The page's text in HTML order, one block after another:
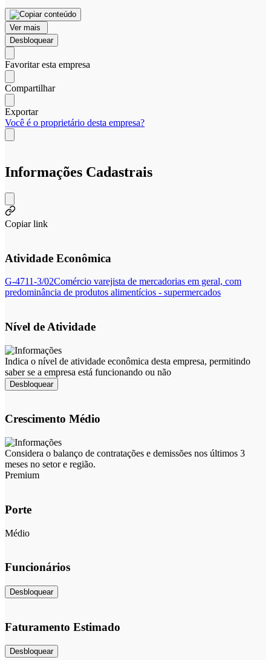
Ver mais
Desbloquear
Favoritar esta empresa
Compartilhar
Exportar
Você é o proprietário desta empresa?
Informações Cadastrais
Copiar link
Atividade Econômica
G-4711-3/02Comércio varejista de mercadorias em geral, com
predominância de produtos alimentícios - supermercados
Nível de Atividade
Indica o nível de atividade econômica desta empresa, permitindo
saber se a empresa está funcionando ou não
Desbloquear
Crescimento Médio
Considera o balanço de contratações e demissões nos últimos 3
meses no setor e região.
Premium
Porte
Médio
Funcionários
Desbloquear
Faturamento Estimado
Desbloquear